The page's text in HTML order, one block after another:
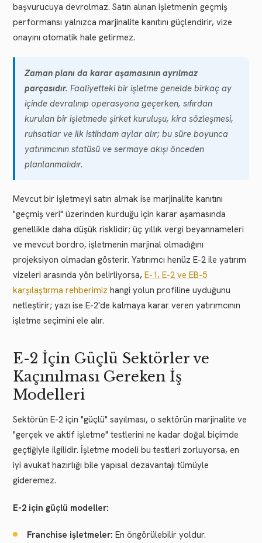
başvurucuya devrolmaz. Satın alınan işletmenin geçmiş
performansı yalnızca marjinalite kanıtını güçlendirir, vize
onayını otomatik hale getirmez.
Zaman planı da karar aşamasının ayrılmaz
parçasıdır. Faaliyetteki bir işletme genelde birkaç ay
içinde devralınıp operasyona geçerken, sıfırdan
kurulan bir işletmede şirket kuruluşu, kira sözleşmesi,
ruhsatlar ve ilk istihdam aylar alır; bu süre boyunca
yatırımcının statüsü ve sermaye akışı önceden
planlanmalıdır.
Mevcut bir işletmeyi satın almak ise marjinalite kanıtını
"geçmiş veri" üzerinden kurduğu için karar aşamasında
genellikle daha düşük risklidir; üç yıllık vergi beyannameleri
ve mevcut bordro, işletmenin marjinal olmadığını
projeksiyon olmadan gösterir. Yatırımcı henüz E-2 ile yatırım
vizeleri arasında yön belirliyorsa, E-1, E-2 ve EB-5
karşılaştırma rehberimiz hangi yolun profiline uyduğunu
netleştirir; yazı ise E-2'de kalmaya karar veren yatırımcının
işletme seçimini ele alır.
E-2 İçin Güçlü Sektörler ve
Kaçınılması Gereken İş
Modelleri
Sektörün E-2 için "güçlü" sayılması, o sektörün marjinalite ve
"gerçek ve aktif işletme" testlerini ne kadar doğal biçimde
geçtiğiyle ilgilidir. İşletme modeli bu testleri zorluyorsa, en
iyi avukat hazırlığı bile yapısal dezavantajı tümüyle
gideremez.
E-2 için güçlü modeller:
Franchise işletmeler: En öngörülebilir yoldur.